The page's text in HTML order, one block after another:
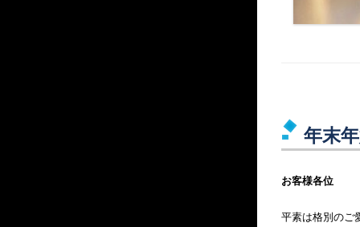
年末
お客様各位
平素は格別のご